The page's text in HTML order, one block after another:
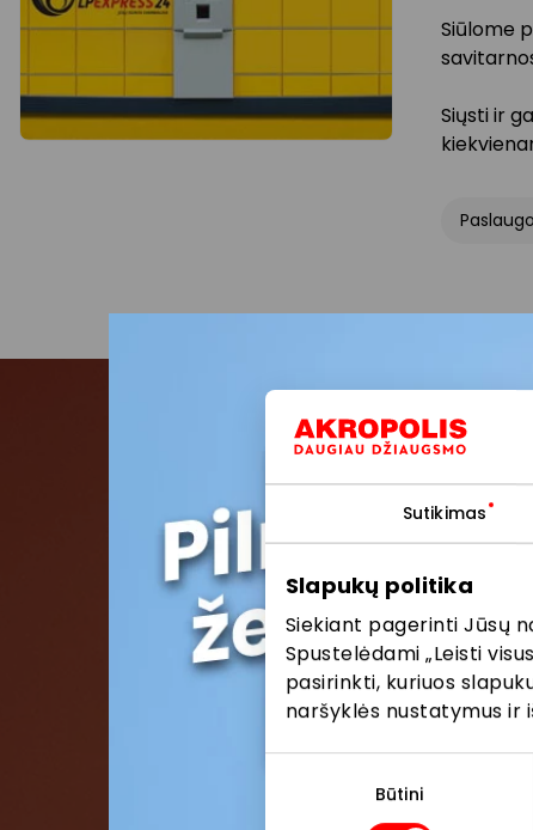
Sutikimas
Slapukų politika
Siekiant pagerinti Jūsų
Spustelėdami „Leisti
pasirinkti, kuriuos
naršyklės nustatymus ir
Būtini
Siūlome
Siųsti ir
Pirmieji